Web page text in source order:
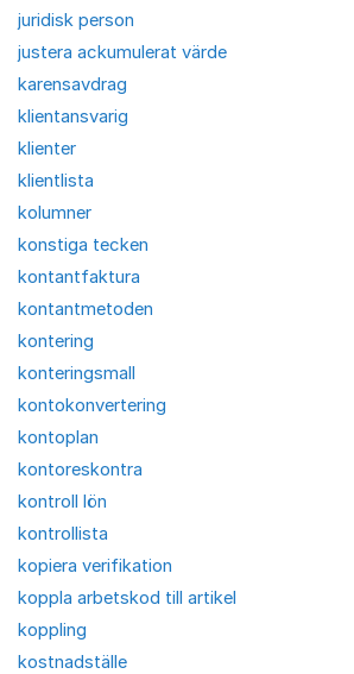
juridisk person
justera ackumulerat värde
karensavdrag
klientansvarig
klienter
klientlista
kolumner
konstiga tecken
kontantfaktura
kontantmetoden
kontering
konteringsmall
kontokonvertering
kontoplan
kontoreskontra
kontroll lön
kontrollista
kopiera verifikation
koppla arbetskod till artikel
koppling
kostnadställe